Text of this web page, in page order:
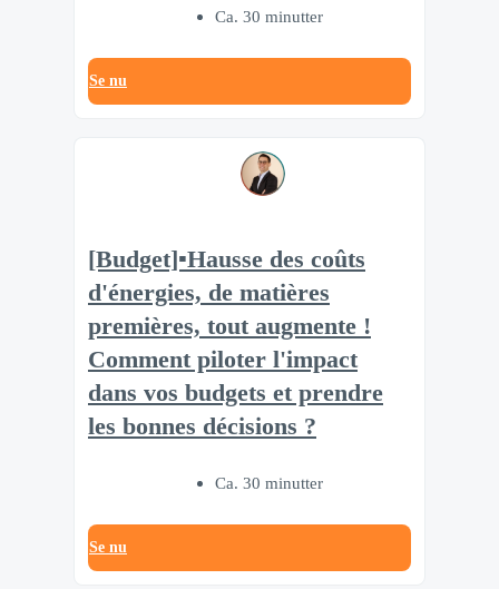
Ca. 30 minutter
Se nu
[Budget]▪️Hausse des coûts
d'énergies, de matières
premières, tout augmente !
Comment piloter l'impact
dans vos budgets et prendre
les bonnes décisions ?
Ca. 30 minutter
Se nu